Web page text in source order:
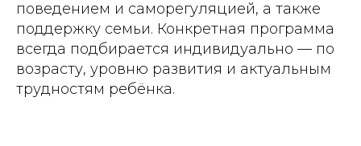
поведением и саморегуляцией, а также
поддержку семьи. Конкретная программа
всегда подбирается индивидуально — по
возрасту, уровню развития и актуальным
трудностям ребёнка.